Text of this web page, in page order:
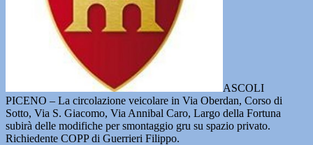
ASCOLI
PICENO – La circolazione veicolare in Via Oberdan, Corso di
Sotto, Via S. Giacomo, Via Annibal Caro, Largo della Fortuna
subirà delle modifiche per smontaggio gru su spazio privato.
Richiedente COPP di Guerrieri Filippo.